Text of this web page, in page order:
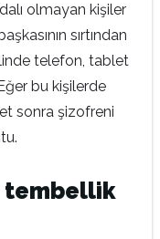
olmayan kişiler
sırtından
telefon, tablet
bu kişilerde
sonra şizofreni
tembellik